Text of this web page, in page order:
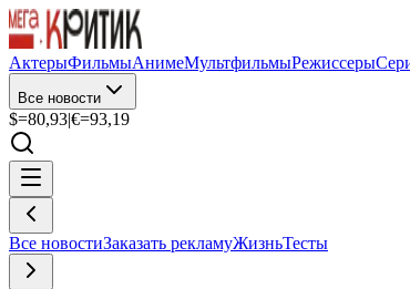
АктерыФильмыАнимеМультфильмыРежиссеры
Все новости
$=80,93|€=93,19
Все новостиЗаказать рекламуЖизньТесты